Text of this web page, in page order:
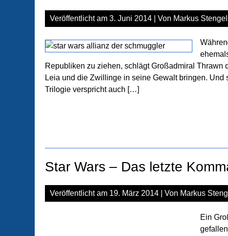
Veröffentlicht am 3. Juni 2014 | Von Markus
Republiken zu ziehen, schlägt Großadmiral Thrawn
Leia und die Zwillinge in seine Gewalt bringen.
Trilogie verspricht auch […]
Star Wars – Das letzte
Veröffentlicht am 19. März 2014 | Von Markus
Ein